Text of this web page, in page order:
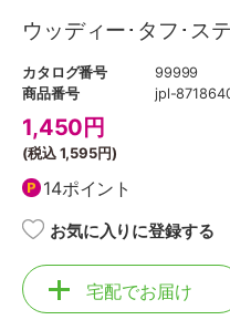
ウッディー･タフ･ス
カタログ番号
99999
商品番号
jpl-
1,450 円
(税込1,595円)
14ポイント
お気に入りに登録する
宅配でお届け